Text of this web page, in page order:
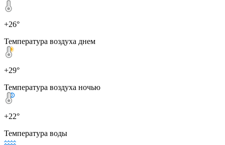
+26°
Температура воздуха днем
+29°
Температура воздуха ночью
+22°
Температура воды